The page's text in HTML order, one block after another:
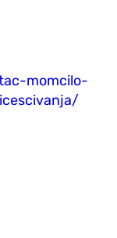
momcilo-